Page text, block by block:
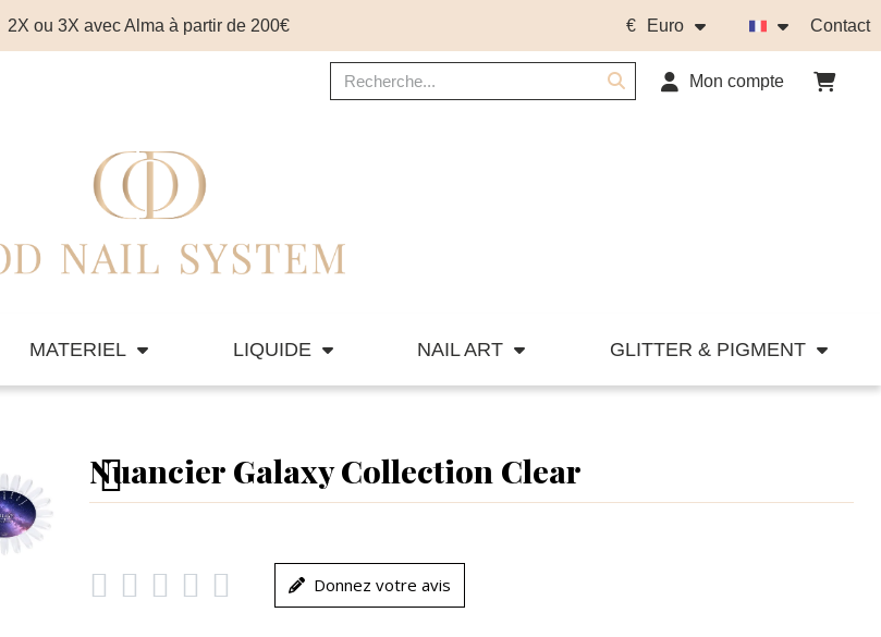
2X ou 3X avec Alma à partir de 200€ € Euro Contact
Mon compte
MATERIEL LIQUIDE NAIL ART GLITTER & PIGMENT
Nuancier Galaxy Collection Clear
     Donnez votre avis